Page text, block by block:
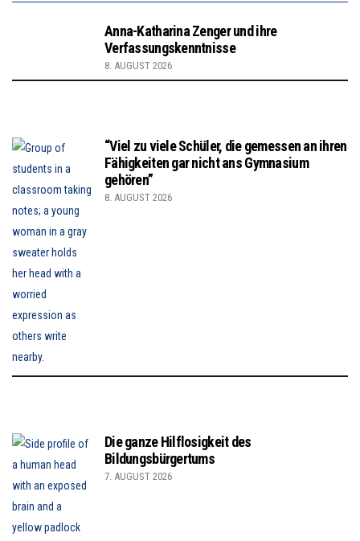
Anna-Katharina Zenger und ihre
Verfassungskenntnisse
8. AUGUST 2026
“Viel zu viele Schüler, die gemessen an ihren
Fähigkeiten gar nicht ans Gymnasium
gehören”
8. AUGUST 2026
Die ganze Hilflosigkeit des
Bildungsbürgertums
7. AUGUST 2026